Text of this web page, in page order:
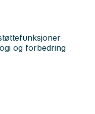
og forbedring